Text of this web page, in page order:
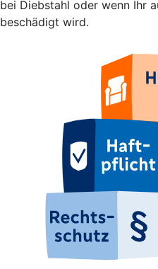
bei Diebstahl oder wenn Ihr
beschädigt wird.